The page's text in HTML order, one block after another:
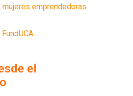
mujeres emprendedoras
FundUCA
el